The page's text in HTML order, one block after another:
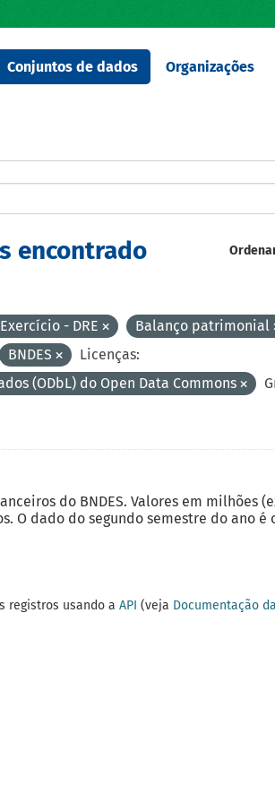
Conjuntos de dados Organizações
encontrado
- DRE
Balanço patrimonial
BNDES
Licenças:
(ODbL) do Open Data Commons
do BNDES. Valores em milhões
O dado do segundo semestre do ano é
registros usando a API (veja Documentação